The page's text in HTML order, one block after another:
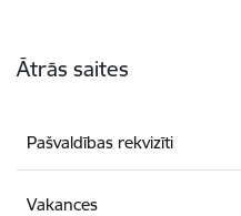
Ātrās saites
Pašvaldības rekvizīti
Vakances